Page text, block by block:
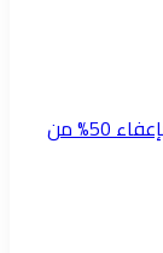
محافظ مشروع الجزيرة يصدر قرارا يقضي بإعفاء 50% من